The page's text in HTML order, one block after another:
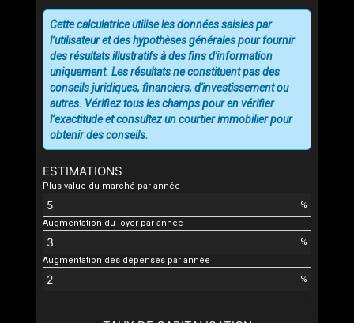
ESTIMATIONS
Plus-value du marché par année
%
Augmentation du loyer par année
%
Augmentation des dépenses par année
%
Cette calculatrice utilise les données saisies par
l’utilisateur et des hypothèses générales pour fournir
des résultats illustratifs à des fins d'information
uniquement. Les résultats ne constituent pas des
conseils juridiques, financiers, d'investissement ou
autres. Vérifiez tous les champs pour en vérifier
l’exactitude et consultez un courtier immobilier pour
obtenir des conseils.